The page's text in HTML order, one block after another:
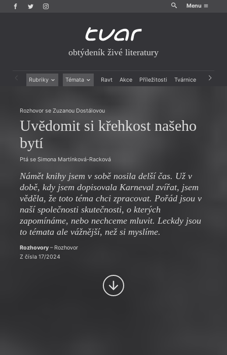
Menu
obtýdeník živé literatury
Rubriky Témata Ravt Akce Příležitosti Tvárnice Archiv
Recenze a reflexe
Reportáže
Rozhovory
Divadlo
Historie kolonialismu
Dokument
Výroční ceny
Rozhovor se Zuzanou Dostálovou
Uvědomit si křehkost našeho
bytí
Ptá se Simona Martínková-Racková
Námět knihy jsem v sobě nosila delší čas. Už v
době, kdy jsem dopisovala Karneval zvířat, jsem
věděla, že toto téma chci zpracovat. Pořád jsou v
naší společnosti skutečnosti, o kterých
zapomínáme, nebo nechceme mluvit. Leckdy jsou
to témata ale vážnější, než si myslíme.
Rozhovory– Rozhovor
Z čísla 17/2024